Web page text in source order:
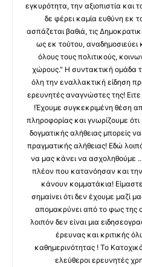
εγκυρότητα, την αξιοπιστία και
δε φέρει καμία ευθύνη εκ
ασπάζεται βαθιά, τις
ως εκ τούτου,
όλους τους πολιτικούς,
χώρους." Η συντακτική ομάδα
όλη την εναλλακτική είδηση
ερευνητές αναγνώστες της! Ειτε
!Έχουμε συγκεκριμένη θέση
πληροφορίας και γνωρίζουμε
δογματικής αλήθειας μπορείς
πραγματικής αλήθειας! Εδώ
να μας κάνει να ασχοληθούμε
πλέον που κατανόησαν και
κάνουν κομματάκια!
σημαίνει ότι δεν έχουμε μαζί
απομακρύνει από το φως της
λοιπόν δεν είναι μια
έρευνας και κριτικής
καθημερινότητας ! Το
ελεύθεροι ερευνητές